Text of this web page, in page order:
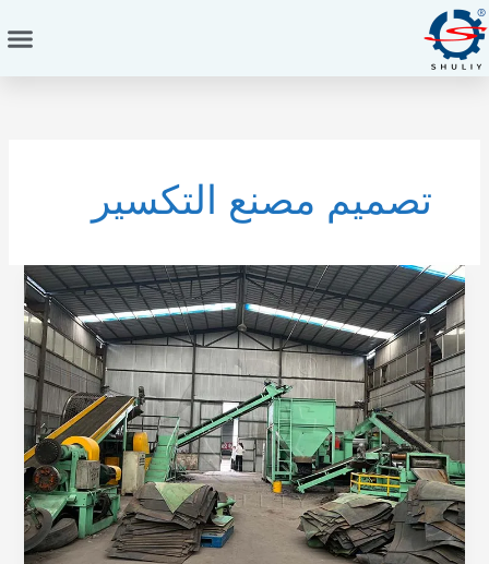
تخطي
إلى
المحتوى
تصميم مصنع التكسير
5
أخطاء
في
التخطيط
تقتل
كفاءة
خط
التكسير
الخاص
بك